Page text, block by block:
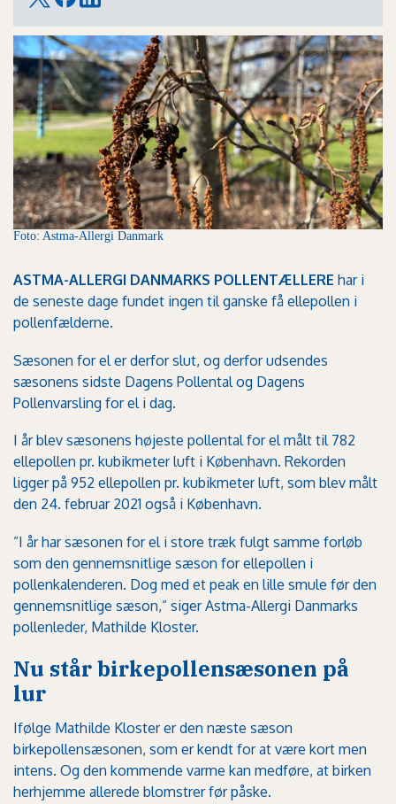
Foto: Astma-Allergi Danmark
ASTMA-ALLERGI DANMARKS POLLENTÆLLERE har i
de seneste dage fundet ingen til ganske få ellepollen i
pollenfælderne.
Sæsonen for el er derfor slut, og derfor udsendes
sæsonens sidste Dagens Pollental og Dagens
Pollenvarsling for el i dag.
I år blev sæsonens højeste pollental for el målt til 782
ellepollen pr. kubikmeter luft i København. Rekorden
ligger på 952 ellepollen pr. kubikmeter luft, som blev målt
den 24. februar 2021 også i København.
”I år har sæsonen for el i store træk fulgt samme forløb
som den gennemsnitlige sæson for ellepollen i
pollenkalenderen. Dog med et peak en lille smule før den
gennemsnitlige sæson,” siger Astma-Allergi Danmarks
pollenleder, Mathilde Kloster.
Nu står birkepollensæsonen på
lur
Ifølge Mathilde Kloster er den næste sæson
birkepollensæsonen, som er kendt for at være kort men
intens. Og den kommende varme kan medføre, at birken
herhjemme allerede blomstrer før påske.